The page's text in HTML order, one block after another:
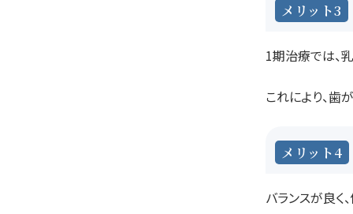
メリット3
1期治療では、
これにより、歯
メリット4
バランスが良く